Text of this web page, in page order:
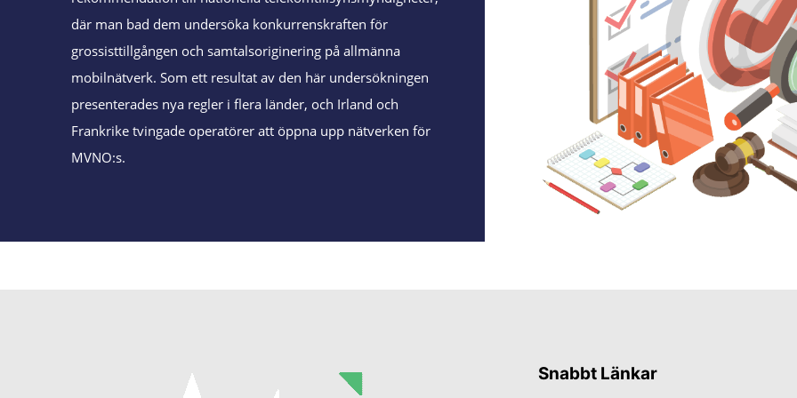
där man bad dem undersöka konkurrenskraften för
grossisttillgången och samtalsoriginering på allmänna
mobilnätverk. Som ett resultat av den här undersökningen
presenterades nya regler i flera länder, och Irland och
Frankrike tvingade operatörer att öppna upp nätverken för
MVNO:s.
Snabbt Länkar